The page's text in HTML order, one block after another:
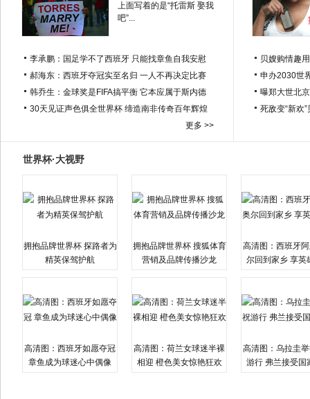
上面写着的是“托雷斯 娶我
吧”...
李承鹏：国足学不了西班牙 只能找章鱼自我安慰
郝海东：西班牙夺冠实至名归 一人不再决定比赛
韩乔生：金球奖是FIFA搞平衡 它本应属于斯内德
30天见证声色俱全世界杯 缔造南非传奇百年辉煌
更多 >>
贝嫂购情趣
申办2030世
曝郑大世北
死敌变“新欢
世界杯·大视野
拥抱品牌世界杯 探路者为
精英保驾护航
拥抱品牌世界杯 搜狐体育
营销及品牌传播沙龙
高清图：西班牙
尔回到家乡 享英
高清图：西班牙如愿夺冠
章鱼成为球迷心中偶像
高清图：荷兰女球迷半裸
相迎 橙色美女惊艳狂欢
高清图：乌拉圭
游行 弗兰接受国